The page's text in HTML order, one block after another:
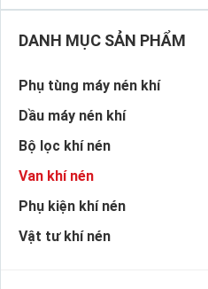
DANH MỤC SẢN PHẨM
Phụ tùng máy nén khí
Dầu máy nén khí
Bộ lọc khí nén
Van khí nén
Phụ kiện khí nén
Vật tư khí nén